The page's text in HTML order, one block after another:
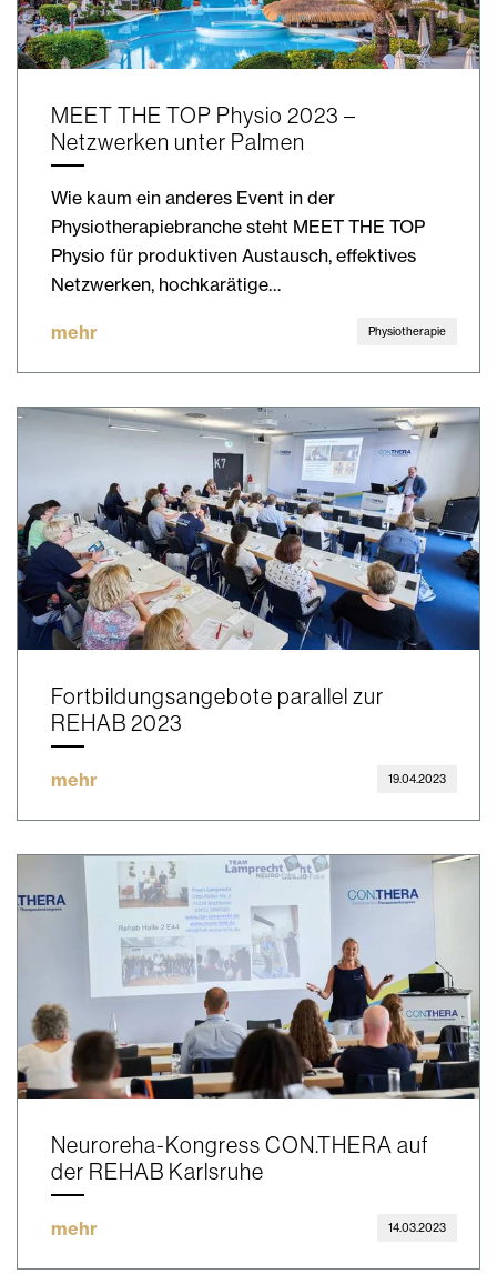
MEET THE TOP Physio 2023 –
Netzwerken unter Palmen
Wie kaum ein anderes Event in der
Physiotherapiebranche steht MEET THE TOP
Physio für produktiven Austausch, effektives
Netzwerken, hochkarätige…
mehr Physiotherapie
Fortbildungsangebote parallel zur
REHAB 2023
mehr 19.04.2023
Neuroreha-Kongress CON.THERA auf
der REHAB Karlsruhe
mehr 14.03.2023